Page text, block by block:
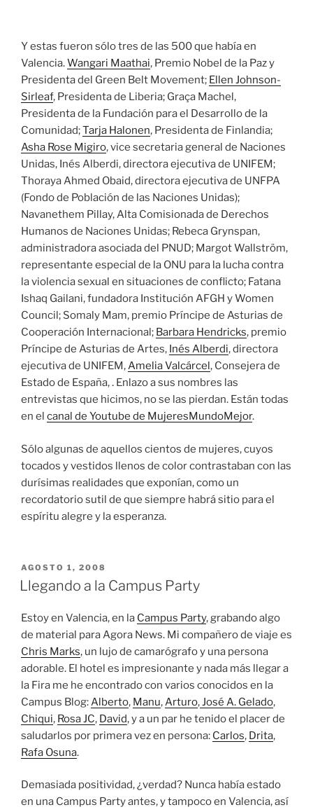
Y estas fueron sólo tres de las 500 que había en
Valencia.Wangari Maathai, Premio Nobel de la Paz y
Presidenta del Green Belt Movement; Ellen Johnson-
Sirleaf, Presidenta de Liberia; Graça Machel,
Presidenta de la Fundación para el Desarrollo de la
Comunidad;Tarja Halonen, Presidenta de Finlandia;
Asha Rose Migiro, vice secretaria general de Naciones
Unidas, Inés Alberdi, directora ejecutiva de UNIFEM;
Thoraya Ahmed Obaid, directora ejecutiva de UNFPA
(Fondo de Población de las Naciones Unidas);
Navanethem Pillay, Alta Comisionada de Derechos
Humanos de Naciones Unidas; Rebeca Grynspan,
administradora asociada del PNUD; Margot Wallström,
representante especial de la ONU para la lucha contra
la violencia sexual en situaciones de conflicto; Fatana
Ishaq Gailani, fundadora Institución AFGH y Women
Council; Somaly Mam, premio Príncipe de Asturias de
Cooperación Internacional; Barbara Hendricks, premio
Príncipe de Asturias de Artes, Inés Alberdi, directora
ejecutiva de UNIFEM,Amelia Valcárcel, Consejera de
Estado de España, . Enlazo a sus nombres las
entrevistas que hicimos, no se las pierdan. Están todas
en el canal de Youtube de MujeresMundoMejor.
Sólo algunas de aquellos cientos de mujeres, cuyos
tocados y vestidos llenos de color contrastaban con las
durísimas realidades que exponían, como un
recordatorio sutil de que siempre habrá sitio para el
espíritu alegre y la esperanza.
PUBLICADO
EL
AGOSTO 1, 2008
Llegando a la Campus Party
Estoy en Valencia, en la Campus Party, grabando algo
de material para Agora News. Mi compañero de viaje es
Chris Marks, un lujo de camarógrafo y una persona
adorable. El hotel es impresionante y nada más llegar a
la Fira me he encontrado con varios conocidos en la
Campus Blog:Alberto, Manu,Arturo,José A. Gelado,
Chiqui, Rosa JC, David, y a un par he tenido el placer de
saludarlos por primera vez en persona: Carlos, Drita,
Rafa Osuna.
Demasiada positividad, ¿verdad? Nunca había estado
en una Campus Party antes, y tampoco en Valencia, así